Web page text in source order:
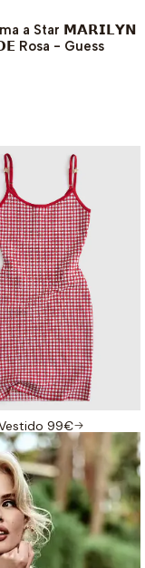
a Star 𝗠𝗔𝗥𝗜𝗟𝗬𝗡
Rosa - Guess
99€